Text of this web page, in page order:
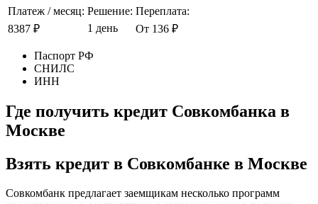
Платеж / месяц: Решение: Переплата:
8387 ₽
1 день От 136 ₽
Паспорт РФ
СНИЛС
ИНН
Где получить кредит Совкомбанка в
Москве
Взять кредит в Совкомбанке в Москве
Совкомбанк предлагает заемщикам несколько программ